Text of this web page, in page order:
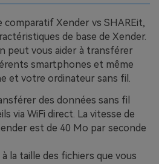
Xender vs SHAREit,
de base de Xender.
peut vous aider à transférer
smartphones et même
et votre ordinateur sans fil.
des données sans fil
via WiFi direct. La vitesse de
est de 40 Mo par seconde
la taille des fichiers que vous